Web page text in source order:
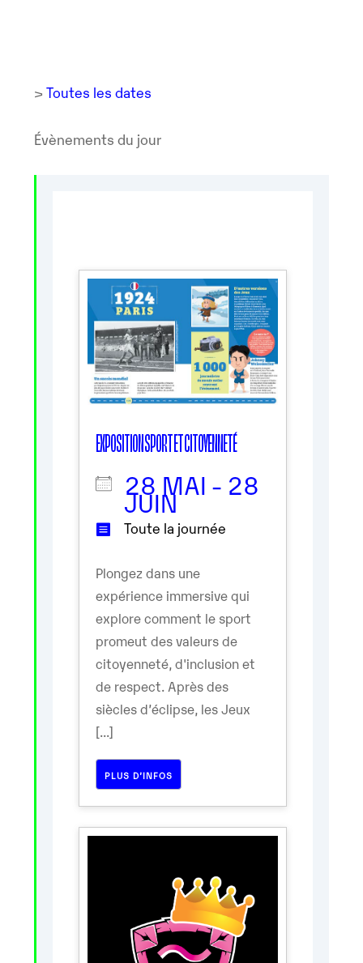
> Toutes les dates
Évènements du jour
EXPOSITION SPORT ET CITOYENNETÉ
28 MAI - 28
JUIN
Toute la journée
Plongez dans une
expérience immersive qui
explore comment le sport
promeut des valeurs de
citoyenneté, d'inclusion et
de respect. Après des
siècles d’éclipse, les Jeux
[...]
PLUS D’INFOS